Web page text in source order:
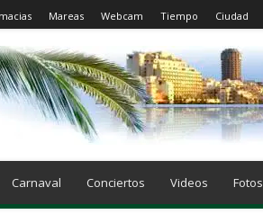
Mareas Webcam Tiempo Ciudad
Carnaval Conciertos Videos Fotos